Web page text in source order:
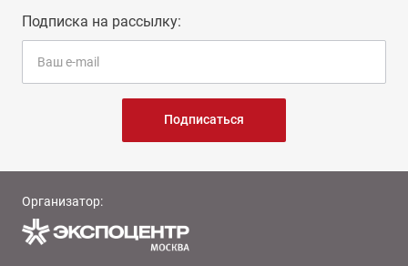
Подписка на рассылку:
Подписаться
Организатор: